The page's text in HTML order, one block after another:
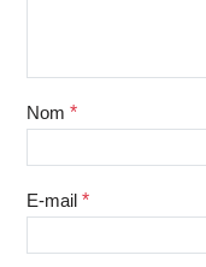
Nom *
E-mail *